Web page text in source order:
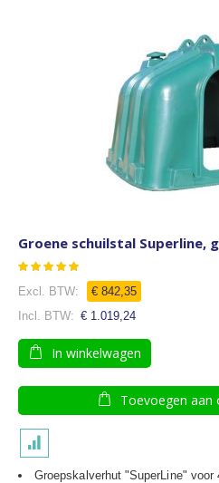
Groene schuilstal Superline,
Waardering:
97
100
€ 842,35
€ 1.019,24
In winkelwagen
Toevoegen aan
Groepskalverhut "SuperLine" voor